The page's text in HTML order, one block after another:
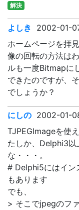
解決
よしき
2002-01-
ホームページを拝
像の回転の方法は
ルも一度Bitmapに
できたのですが、
でしょうか？
にしの 2002-01-
TJPEGImageを使
たしか、Delphi3以
な・・・。
# Delphi5にはイン
もあります
でも、
> そこでjpegのフ